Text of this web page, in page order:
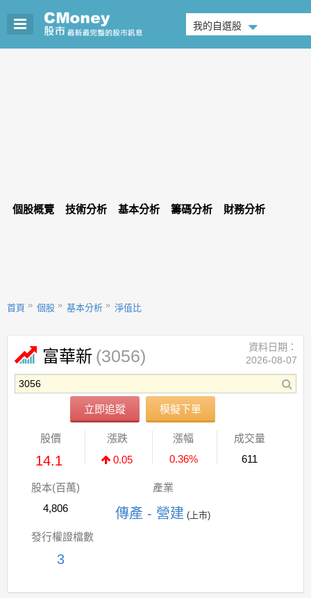
我的自選股
個股概覽 技術分析 基本分析 籌碼分析 財務分析
首頁 個股 基本分析 淨值比
富華新 (3056)
立即追蹤 模擬下單
資料日期：
2026-08-07
股價
14.1
漲跌
0.05
漲幅
0.36%
成交量
611
股本(百萬)
4,806
產業
傳產 - 營建 (上市)
發行權證檔數
3